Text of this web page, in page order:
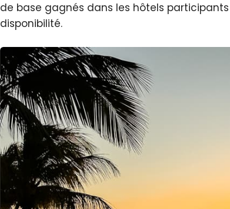
de base gagnés dans les hôtels
disponibilité.